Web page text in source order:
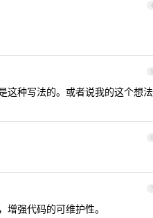
4
5
这种写法的。或者说我的这个想法
6
7
强代码的可维护性。